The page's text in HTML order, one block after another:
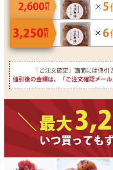
2,600円引 5
3,250円引 6
「ご注文確定」画面には値引
値引後の金額は、「ご注文確認メー
＼最大
いつ買っても